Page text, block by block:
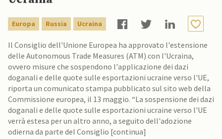
Europa Russia Ucraina
Il Consiglio dell'Unione Europea ha approvato l'estensione
delle Autonomous Trade Measures (ATM) con l'Ucraina,
ovvero misure che sospendono l'applicazione dei dazi
doganali e delle quote sulle esportazioni ucraine verso l'UE,
riporta un comunicato stampa pubblicato sul sito web della
Commissione europea, il 13 maggio. “La sospensione dei dazi
doganali e delle quote sulle esportazioni ucraine verso l'UE
verrà estesa per un altro anno, a seguito dell'adozione
odierna da parte del Consiglio [continua]